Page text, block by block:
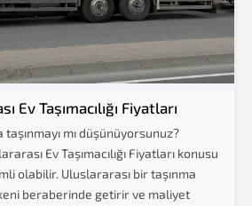
Ev Taşımacılığı Fiyatları
taşınmayı mı düşünüyorsunuz?
Ev Taşımacılığı Fiyatları konusu
olabilir. Uluslararası bir taşınma
beraberinde getirir ve maliyet